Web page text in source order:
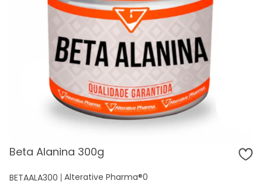
Beta Alanina 300g
BETAALA300 Alterative Pharma®0